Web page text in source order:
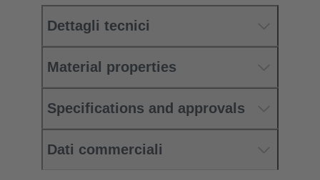
Dettagli tecnici
Material properties
Specifications and approvals
Dati commerciali